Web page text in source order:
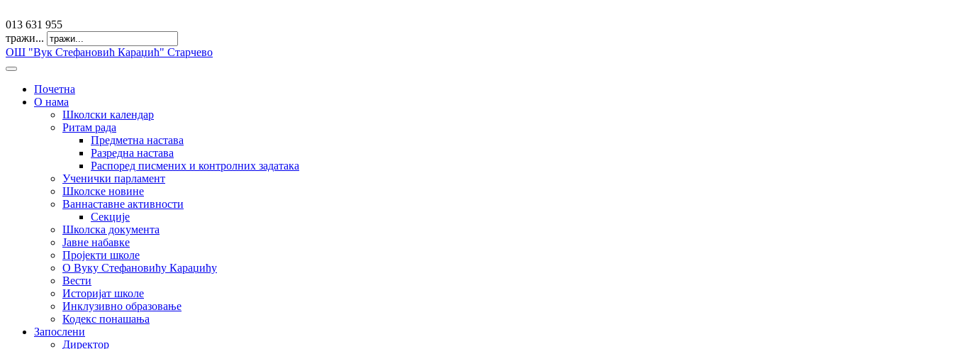
013 631 955
тражи...
ОШ "Вук Стефановић Караџић" Старчево
Почетна
О нама
Школски календар
Ритам рада
Предметна настава
Разредна настава
Распоред писмених и контролних задатака
Ученички парламент
Школске новине
Ваннаставне активности
Секције
Школска документа
Јавне набавке
Пројекти школе
О Вуку Стефановићу Караџићу
Вести
Историјат школе
Инклузивно образовање
Кодекс понашања
Запослени
Директор